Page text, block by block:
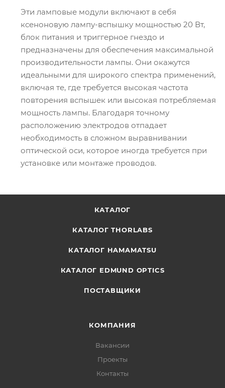
Эти ламповые модули включают в себя
ксеноновую лампу-вспышку мощностью 20 Вт,
блок питания и триггерное гнездо и
предназначены для обеспечения максимальной
производительности лампы. Они окажутся
идеальными для широкого спектра применений,
включая те, где требуется высокая частота
повторения вспышек или высокая потребляемая
мощность лампы. Благодаря точному
расположению электродов отпадает
необходимость в сложном выравнивании
оптической оси, которое иногда требуется при
установке или монтаже проводов.
КАТАЛОГ
КАТАЛОГ THORLABS
КАТАЛОГ HAMAMATSU
КАТАЛОГ EDMUND OPTICS
ПОСТАВЩИКИ
КОМПАНИЯ
Вакансии
Проекты
Контакты